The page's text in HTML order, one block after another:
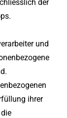
der
und
ihrer